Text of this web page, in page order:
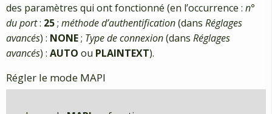
des paramètres qui ont fonctionné (en l’occurrence : n°
du port: 25; méthode d’authentification(dans Réglages
avancés) : NONE; Type de connexion(dans Réglages
avancés) : AUTO ou PLAINTEXT).
Régler le mode MAPI